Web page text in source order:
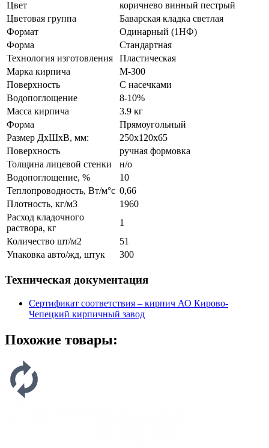
Цвет
коричнево винный пестрый
Цветовая группа
Баварская кладка светлая
Формат
Одинарный (1НФ)
Форма
Стандартная
Технология изготовления
Пластическая
Марка кирпича
М-300
Поверхность
С насечками
Водопоглощение
8-10%
Масса кирпича
3.9 кг
Форма
Прямоугольный
Размер ДхШхВ, мм:
250х120х65
Поверхность
ручная формовка
Толщина лицевой стенки
н/о
Водопоглощение, %
10
Теплопроводность, Вт/м°с 0,66
Плотность, кг/м3
1960
Расход кладочного
раствора, кг
1
Количество шт/м2
51
Упаковка авто/жд, штук
300
Техническая документация
Сертификат соответствия – кирпич АО Кирово-
Чепецкий кирпичный завод
Похожие товары: